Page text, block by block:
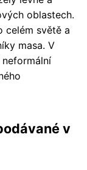
oblastech.
celém světě a
masa. V
v